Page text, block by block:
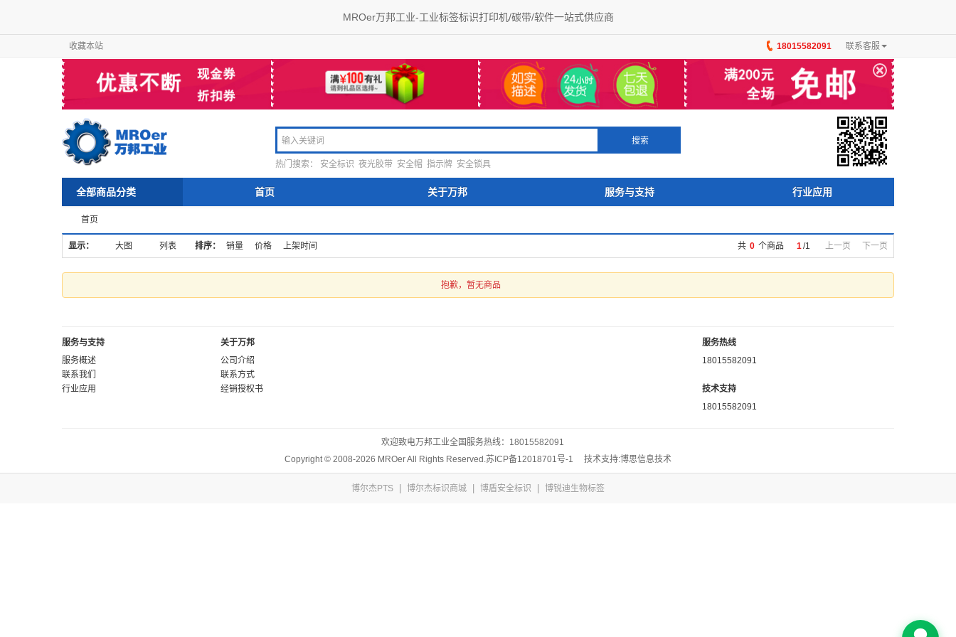
MROer万邦工业-工业标签标识打印机/碳带/软件一站式供应商
收藏本站 18015582091 联系客服
×
搜索
热门搜索： 安全标识 夜光胶带 安全帽 指示牌 安全锁具
全部商品分类 首页 关于万邦 服务与支持 行业应用
首页
显示： 大图 列表 排序： 销量 价格 上架时间 共 0 个商品 1 /1 上一页 下一页
抱歉，暂无商品
服务与支持
服务概述
联系我们
行业应用
关于万邦
公司介绍
联系方式
经销授权书
服务热线
18015582091
技术支持
18015582091
欢迎致电万邦工业全国服务热线： 18015582091
Copyright © 2008-2026 MROer All Rights Reserved. 苏ICP备12018701号-1 技术支持:博思信息技术
博尔杰PTS 博尔杰标识商城 博盾安全标识 博锐迪生物标签